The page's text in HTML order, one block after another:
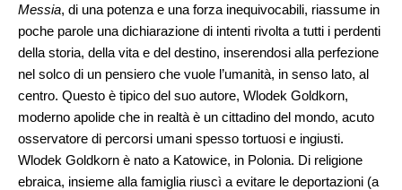
Messia, di una potenza e una forza inequivocabili, riassume in
poche parole una dichiarazione di intenti rivolta a tutti i perdenti
della storia, della vita e del destino, inserendosi alla perfezione
nel solco di un pensiero che vuole l’umanità, in senso lato, al
centro. Questo è tipico del suo autore, Wlodek Goldkorn,
moderno apolide che in realtà è un cittadino del mondo, acuto
osservatore di percorsi umani spesso tortuosi e ingiusti.
Wlodek Goldkorn è nato a Katowice, in Polonia. Di religione
ebraica, insieme alla famiglia riuscì a evitare le deportazioni (a